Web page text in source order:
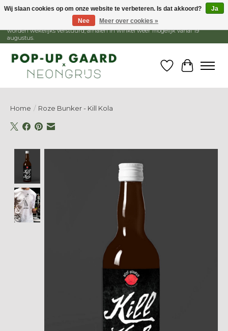
1 - 15 augustus is de winkel gesloten, webshop blijft open. Bestellingen
worden wekelijks verstuurd, afhalen in winkel weer mogelijk vanaf 19
augustus.
Verlanglijst
Home / Roze Bunker - Kill Kola
Wij slaan cookies op om onze website te verbeteren. Is dat akkoord?
Ja
Nee
Meer over cookies »